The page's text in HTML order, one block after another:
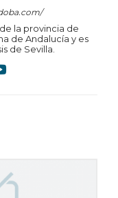
la provincia de
de Andalucía y es
de Sevilla.